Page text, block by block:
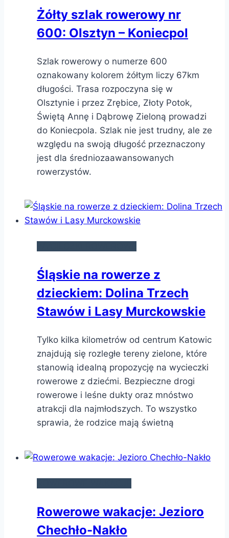
Żółty szlak rowerowy nr
600: Olsztyn – Koniecpol
Szlak rowerowy o numerze 600
oznakowany kolorem żółtym liczy 67km
długości. Trasa rozpoczyna się w
Olsztynie i przez Zrębice, Złoty Potok,
Świętą Annę i Dąbrowę Zieloną prowadzi
do Koniecpola. Szlak nie jest trudny, ale ze
względu na swoją długość przeznaczony
jest dla średniozaawansowanych
rowerzystów.
Śląskie na rowerze z
dzieckiem: Dolina Trzech
Stawów i Lasy Murckowskie
Tylko kilka kilometrów od centrum Katowic
znajdują się rozległe tereny zielone, które
stanowią idealną propozycję na wycieczki
rowerowe z dziećmi. Bezpieczne drogi
rowerowe i leśne dukty oraz mnóstwo
atrakcji dla najmłodszych. To wszystko
sprawia, że rodzice mają świetną
Rowerowe wakacje: Jezioro
Chechło-Nakło